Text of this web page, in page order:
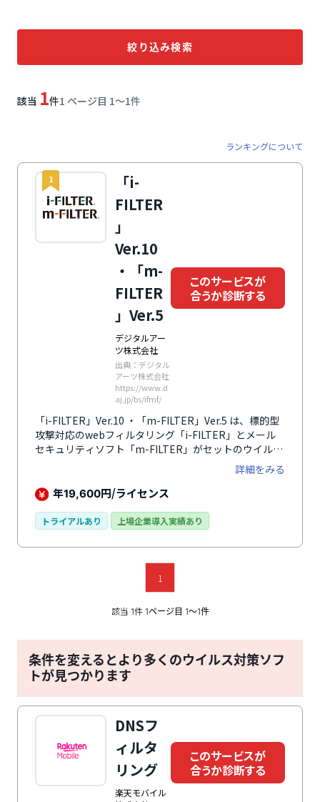
絞り込み検索
該当 1件1 ページ目 1〜1件
ランキングについて
1
「i-
FILTER
」
Ver.10
・「m-
FILTER
」Ver.5
デジタルアー
ツ株式会社
出典：デジタル
アーツ株式会社
https://www.d
aj.jp/bs/ifmf/
このサービスが
合うか診断する
「i-FILTER」Ver.10 ・「m-FILTER」Ver.5 は、標的型
攻撃対応のwebフィルタリング「i-FILTER」とメール
セキュリティソフト「m-FILTER」がセットのウイルス
対策ソフトです。メールの入口・出口を両方対策し、ホ
詳細をみる
年19,600円/ライセンス
トライアルあり 上場企業導入実績あり
1
該当 1件 1ページ目 1〜1件
条件を変えるとより多くのウイルス対策ソフ
トが見つかります
DNSフ
ィルタ
リング
楽天モバイル
このサービスが
合うか診断する